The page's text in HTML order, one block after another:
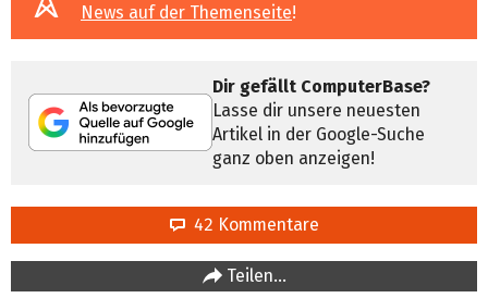
News auf der Themenseite!
Dir gefällt ComputerBase?
Lasse dir unsere neuesten
Artikel in der Google-Suche
ganz oben anzeigen!
42 Kommentare
Teilen…